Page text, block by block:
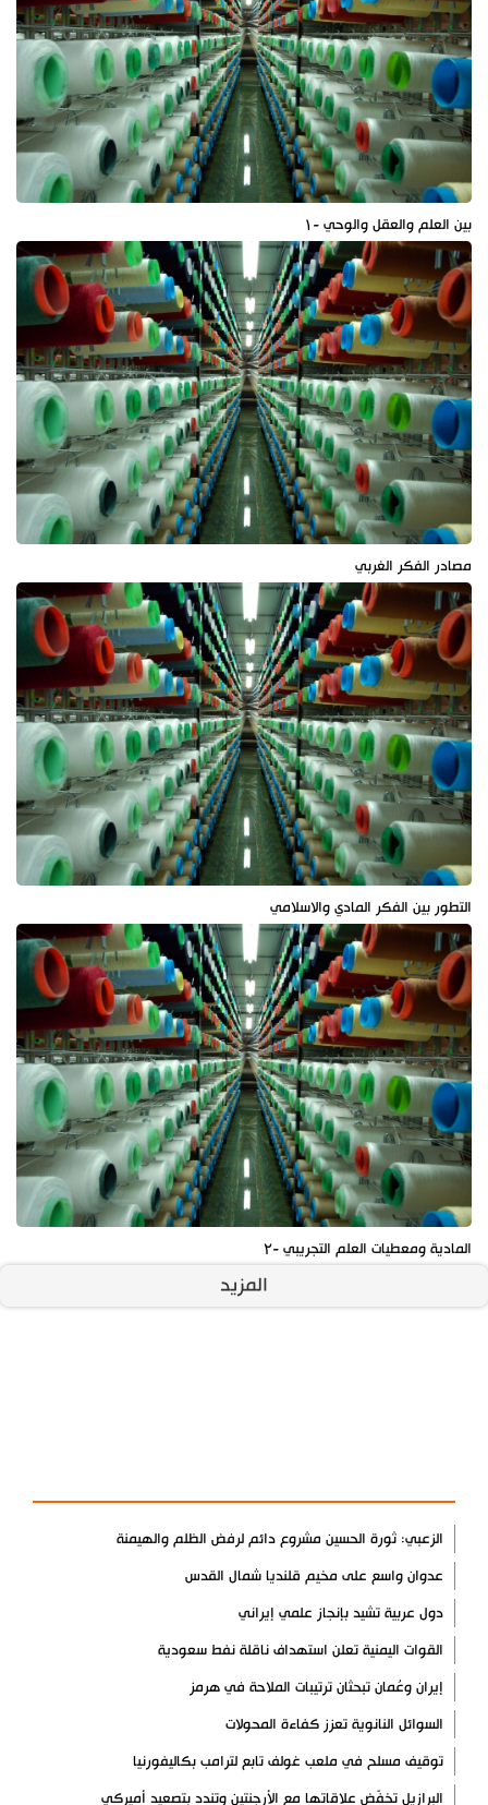
بين العلم والعقل والوحي -۱
مصادر الفكر الغربي
التطور بين الفكر المادي والاسلامي
المادية ومعطيات العلم التجريبي -۲
المزيد
الزعبي: ثورة الحسين مشروع دائم لرفض الظلم والهيمنة
عدوان واسع على مخيم قلنديا شمال القدس
دول عربية تشيد بإنجاز علمي إيراني
القوات اليمنية تعلن استهداف ناقلة نفط سعودية
إيران وعُمان تبحثان ترتيبات الملاحة في هرمز
السوائل النانوية تعزز كفاءة المحولات
توقيف مسلح في ملعب غولف تابع لترامب بكاليفورنيا
البرازيل تخفّض علاقاتها مع الأرجنتين وتندد بتصعيد أميركي